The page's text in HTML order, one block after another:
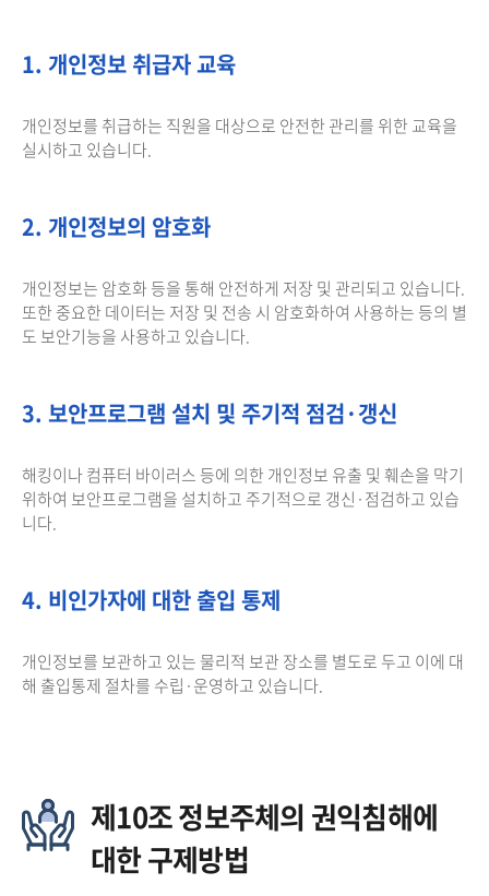
1. 개인정보 취급자 교육
개인정보를 취급하는 직원을 대상으로 안전한 관리를 위한 교육을
실시하고 있습니다.
2. 개인정보의 암호화
개인정보는 암호화 등을 통해 안전하게 저장 및 관리되고 있습니다.
또한 중요한 데이터는 저장 및 전송 시 암호화하여 사용하는 등의 별
도 보안기능을 사용하고 있습니다.
3. 보안프로그램 설치 및 주기적 점검·갱신
해킹이나 컴퓨터 바이러스 등에 의한 개인정보 유출 및 훼손을 막기
위하여 보안프로그램을 설치하고 주기적으로 갱신·점검하고 있습
니다.
4. 비인가자에 대한 출입 통제
개인정보를 보관하고 있는 물리적 보관 장소를 별도로 두고 이에 대
해 출입통제 절차를 수립·운영하고 있습니다.
제10조 정보주체의 권익침해에
대한 구제방법